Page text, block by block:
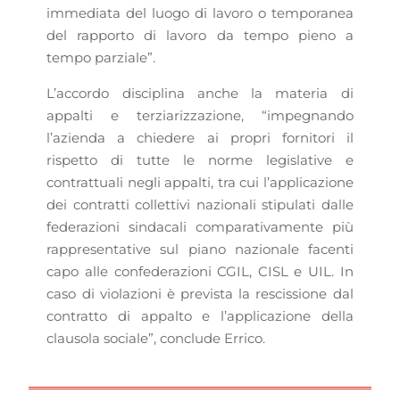
immediata del luogo di lavoro o temporanea
del rapporto di lavoro da tempo pieno a
tempo parziale”.
L’accordo disciplina anche la materia di
appalti e terziarizzazione, “impegnando
l’azienda a chiedere ai propri fornitori il
rispetto di tutte le norme legislative e
contrattuali negli appalti, tra cui l’applicazione
dei contratti collettivi nazionali stipulati dalle
federazioni sindacali comparativamente più
rappresentative sul piano nazionale facenti
capo alle confederazioni CGIL, CISL e UIL. In
caso di violazioni è prevista la rescissione dal
contratto di appalto e l’applicazione della
clausola sociale”, conclude Errico.